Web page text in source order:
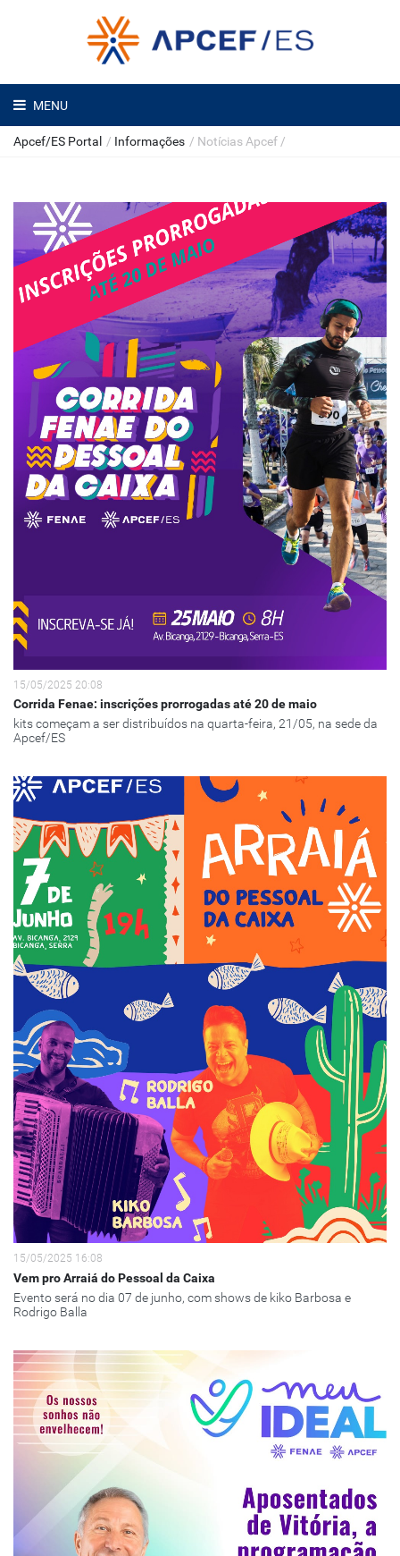
MENU
Apcef/ES Portal / Informações / Notícias Apcef /
15/05/2025 20:08
Corrida Fenae: inscrições prorrogadas até 20 de maio
kits começam a ser distribuídos na quarta-feira, 21/05, na sede da
Apcef/ES
15/05/2025 16:08
Vem pro Arraiá do Pessoal da Caixa
Evento será no dia 07 de junho, com shows de kiko Barbosa e
Rodrigo Balla